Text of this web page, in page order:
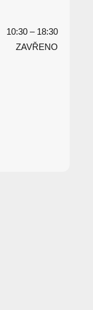
10:30 – 18:30
ZAVŘENO